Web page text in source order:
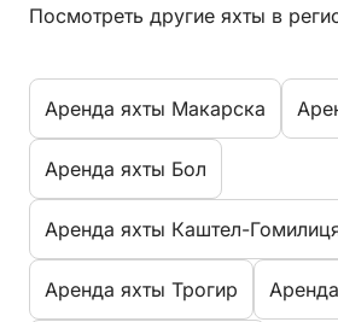
Посмотреть другие яхты в
Aренда яхты Макарска
Aренда яхты Бол
Aренда яхты Каштел-
Aренда яхты Трогир